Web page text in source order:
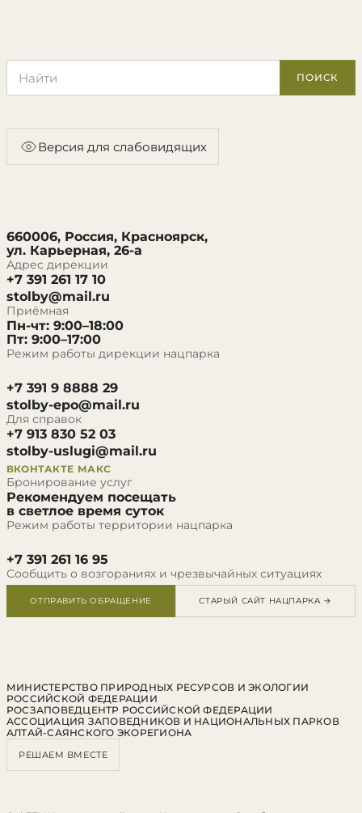
ПОИСК
Версия для слабовидящих
660006, Россия, Красноярск,
ул. Карьерная, 26-а
Адрес дирекции
+7 391 261 17 10
stolby@mail.ru
Приёмная
Пн-чт: 9:00–18:00
Пт: 9:00–17:00
Режим работы дирекции нацпарка
+7 391 9 8888 29
stolby-epo@mail.ru
Для справок
+7 913 830 52 03
stolby-uslugi@mail.ru
ВКОНТАКТЕ МАКС
Бронирование услуг
Рекомендуем посещать
в светлое время суток
Режим работы территории нацпарка
+7 391 261 16 95
Сообщить о возгораниях и чрезвычайных ситуациях
ОТПРАВИТЬ ОБРАЩЕНИЕ СТАРЫЙ САЙТ НАЦПАРКА →
МИНИСТЕРСТВО ПРИРОДНЫХ РЕСУРСОВ И ЭКОЛОГИИ
РОССИЙСКОЙ ФЕДЕРАЦИИ
РОСЗАПОВЕДЦЕНТР РОССИЙСКОЙ ФЕДЕРАЦИИ
АССОЦИАЦИЯ ЗАПОВЕДНИКОВ И НАЦИОНАЛЬНЫХ ПАРКОВ
АЛТАЙ-САЯНСКОГО ЭКОРЕГИОНА
РЕШАЕМ ВМЕСТЕ